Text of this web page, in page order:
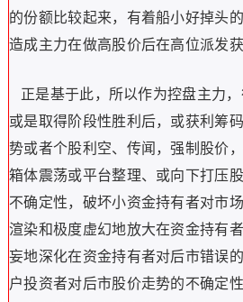
的份额比较起来，有着船小好掉头
造成主力在做高股价后在高位派发
正是基于此，所以作为控盘主力
或是取得阶段性胜利后，或获利筹
势或者个股利空、传闻，强制股价
箱体震荡或平台整理、或向下打压
不确定性，破坏小资金持有者对市
渲染和极度虚幻地放大在资金持有
妄地深化在资金持有者对后市错误
户投资者对后市股价走势的不确定